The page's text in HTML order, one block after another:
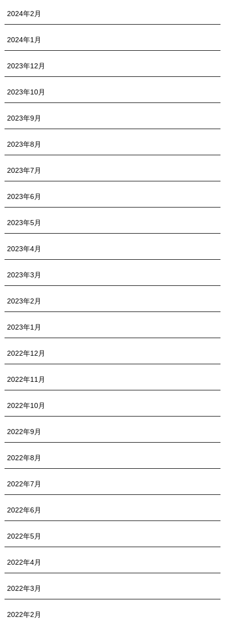
2024年2月
2024年1月
2023年12月
2023年10月
2023年9月
2023年8月
2023年7月
2023年6月
2023年5月
2023年4月
2023年3月
2023年2月
2023年1月
2022年12月
2022年11月
2022年10月
2022年9月
2022年8月
2022年7月
2022年6月
2022年5月
2022年4月
2022年3月
2022年2月